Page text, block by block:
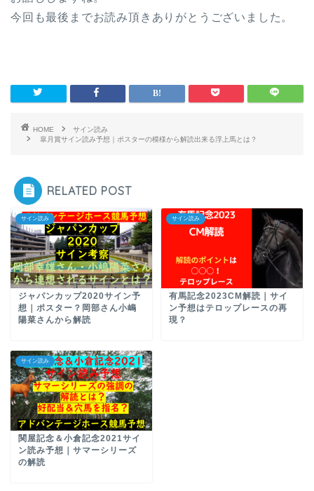
今回も最後までお読み頂きありがとうございました。
HOME
サイン読み
皐月賞サイン読み予想｜ポスターの模様から解読出来る浮上馬とは？
RELATED POST
サイン読み
ジャパンカップ2020サイン予
想｜ポスター？岡部さん小嶋
陽菜さんから解読
サイン読み
有馬記念2023CM解読｜サイ
ン予想はテロップレースの再
現？
サイン読み
関屋記念＆小倉記念2021サイ
ン読み予想｜サマーシリーズ
の解読